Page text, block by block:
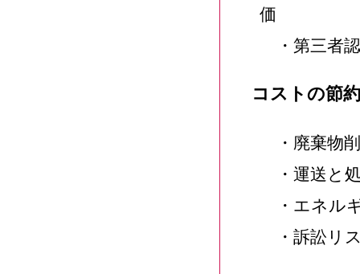
価
・第三者
コストの節約
・廃棄物
・運送と
・エネル
・訴訟リ